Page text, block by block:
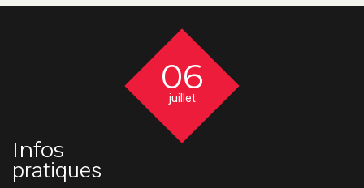
06
juillet
Infos
pratiques